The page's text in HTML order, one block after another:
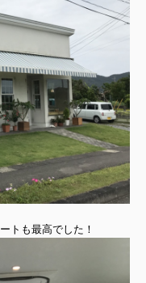
トも最高でした！